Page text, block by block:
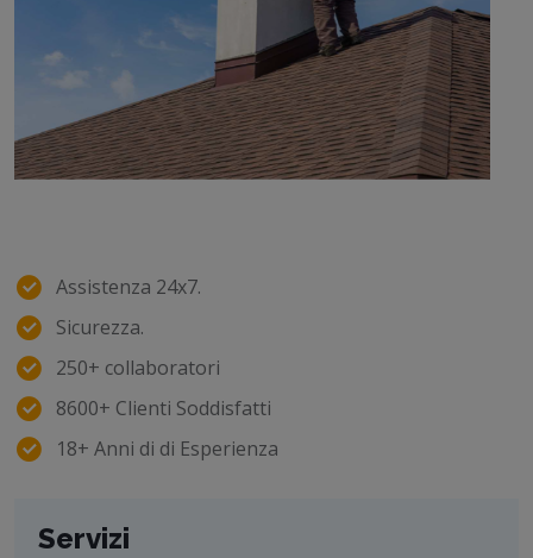
Assistenza 24x7.
Sicurezza.
250+ collaboratori
8600+ Clienti Soddisfatti
18+ Anni di di Esperienza
Servizi